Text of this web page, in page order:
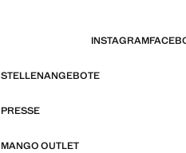
INSTAGRAM
STELLENANGEBOTE
PRESSE
MANGO OUTLET